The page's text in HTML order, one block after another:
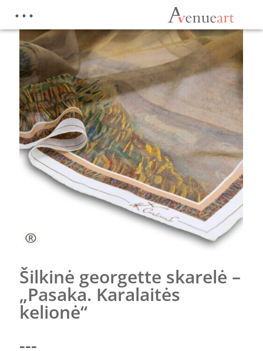
Šilkinė georgette skarelė –
„Pasaka. Karalaitės
kelionė“
---